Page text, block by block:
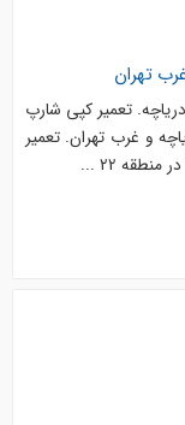
تعمیر کپی شارپ
، دریاچه و غرب تهران. تعمیر